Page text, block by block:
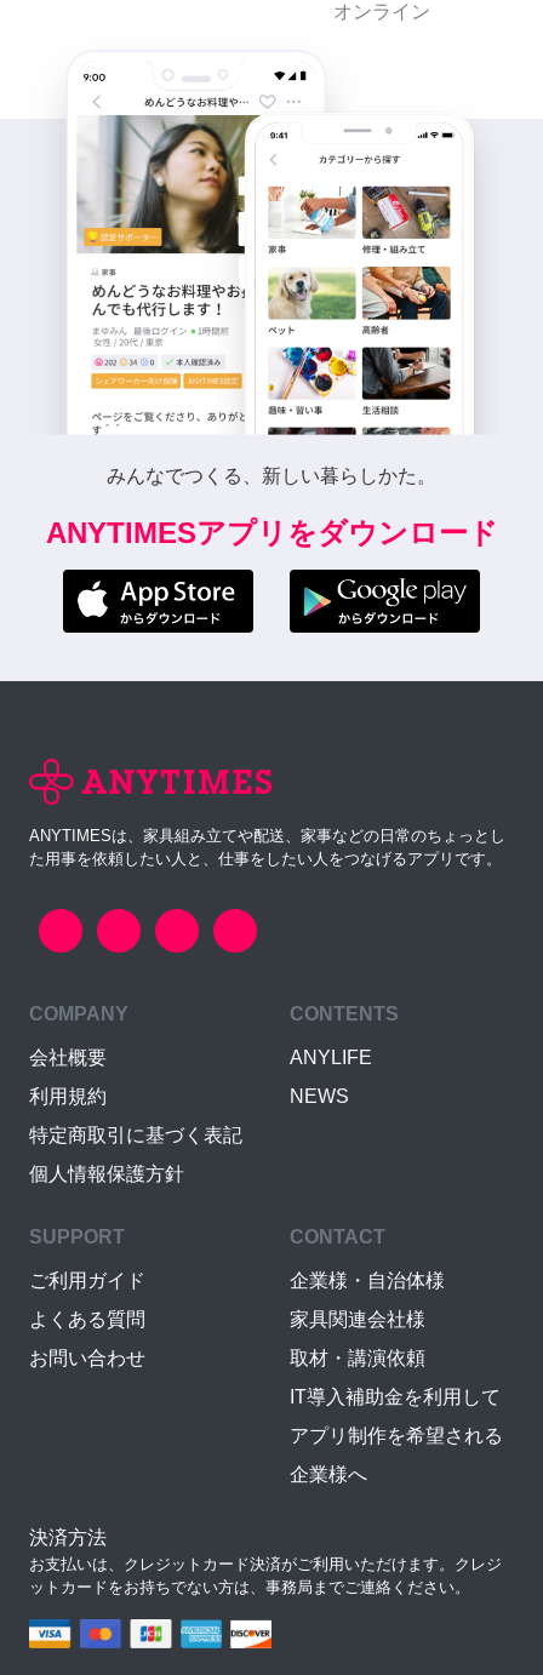
オンライン
みんなでつくる、新しい暮らしかた。
ANYTIMESアプリをダウンロード
ANYTIMESは、家具組み立てや配送、家事などの日常のちょっとし
た用事を依頼したい人と、仕事をしたい人をつなげるアプリです。
COMPANY
会社概要
利用規約
特定商取引に基づく表記
個人情報保護方針
CONTENTS
ANYLIFE
NEWS
SUPPORT
ご利用ガイド
よくある質問
お問い合わせ
CONTACT
企業様・自治体様
家具関連会社様
取材・講演依頼
IT導入補助金を利用して
アプリ制作を希望される
企業様へ
決済方法
お支払いは、クレジットカード決済がご利用いただけます。クレジ
ットカードをお持ちでない方は、事務局までご連絡ください。